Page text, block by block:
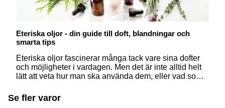
Eteriska oljor - din guide till doft, blandningar och
smarta tips
Eteriska oljor fascinerar många tack vare sina dofter
och möjligheter i vardagen. Men det är inte alltid helt
lätt att veta hur man ska använda dem, eller vad som
av de vanligaste frågorna – på ett enkelt och
inspirerande sätt.
Se fler varor